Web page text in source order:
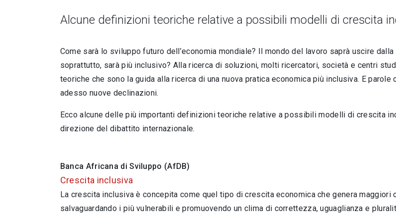
Alcune definizioni teoriche relative a possibili modelli di crescita
Come sarà lo sviluppo futuro dell’economia mondiale? Il mondo del lavoro saprà uscire
soprattutto, sarà più inclusivo? Alla ricerca di soluzioni, molti ricercatori, società e centri
teoriche che sono la guida alla ricerca di una nuova pratica economica più inclusiva. E parole
adesso nuove declinazioni.
Ecco alcune delle più importanti definizioni teoriche relative a possibili modelli di crescita
direzione del dibattito internazionale.
Banca Africana di Sviluppo (AfDB)
Crescita inclusiva
La crescita inclusiva è concepita come quel tipo di crescita economica che genera
salvaguardando i più vulnerabili e promuovendo un clima di correttezza, uguaglianza e